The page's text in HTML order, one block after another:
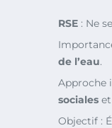
RSE : Ne
de l’eau.
Approche
sociales et
Objectif :